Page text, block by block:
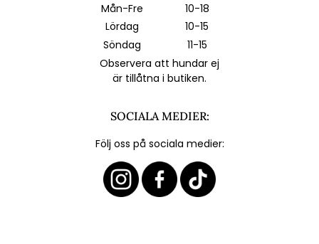
Mån-Fre
10-18
Lördag
10-15
Söndag
11-15
Observera att hundar ej
är tillåtna i butiken.
SOCIALA MEDIER:
Följ oss på sociala medier: